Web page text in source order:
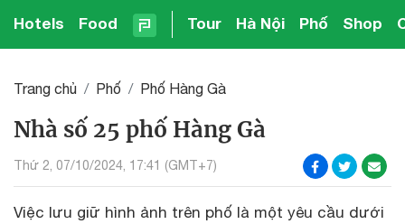
Hotels Food Tour Hà Nội Phố Shop
Trang chủ Phố Phố Hàng Gà
Nhà số 25 phố Hàng Gà
Thứ 2, 07/10/2024, 17:41 (GMT+7)
Việc lưu giữ hình ảnh trên phố là một yêu cầu dưới